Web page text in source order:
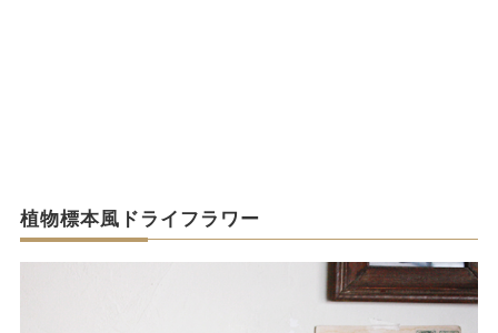
植物標本風ドライフラワー